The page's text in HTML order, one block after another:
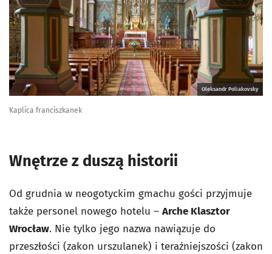
Oleksandr Poliakovsky
Kaplica franciszkanek
Wnętrze z duszą historii
Od grudnia w neogotyckim gmachu gości przyjmuje
także personel nowego hotelu – Arche Klasztor
Wrocław. Nie tylko jego nazwa nawiązuje do
przeszłości (zakon urszulanek) i teraźniejszości (zakon